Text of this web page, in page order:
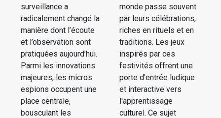
surveillance a
radicalement changé la
manière dont l’écoute
et l’observation sont
pratiquées aujourd’hui.
Parmi les innovations
majeures, les micros
espions occupent une
place centrale,
bousculant les
monde passe souvent
par leurs célébrations,
riches en rituels et en
traditions. Les jeux
inspirés par ces
festivités offrent une
porte d'entrée ludique
et interactive vers
l'apprentissage
culturel. Ce sujet